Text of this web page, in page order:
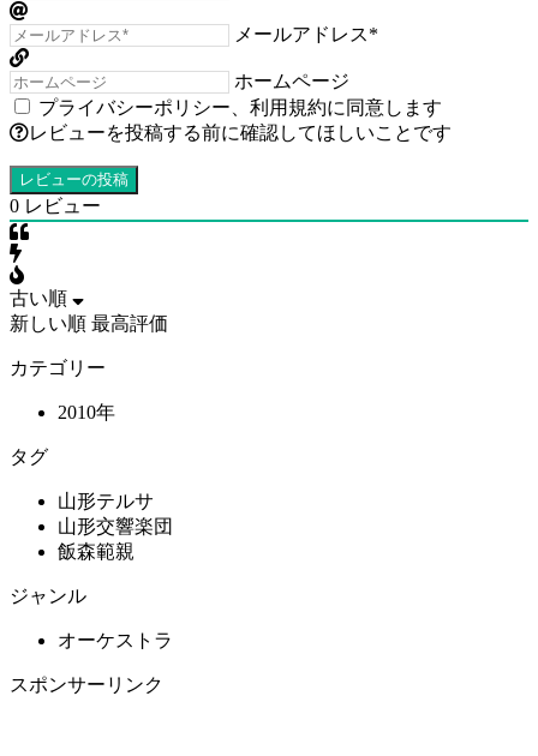
メールアドレス*
ホームページ
プライバシーポリシー
利用規約に同意します
レビューを投稿する前に確認してほしいことです
0 レビュー
古い順
新しい順 最高評価
カテゴリー
2010年
タグ
山形テルサ
山形交響楽団
飯森範親
ジャンル
オーケストラ
スポンサーリンク